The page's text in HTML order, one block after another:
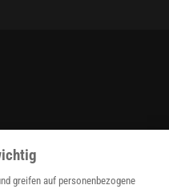
greifen auf personenbezogene